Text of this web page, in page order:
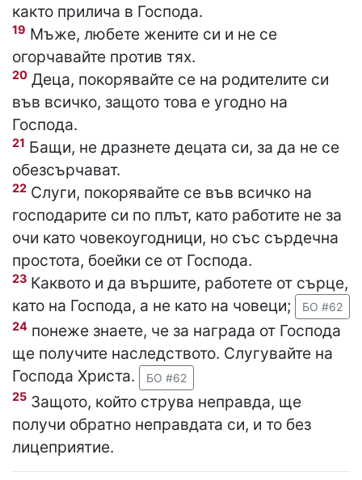
както прилича в Господа.
19 Мъже, любете жените си и не се
огорчавайте против тях.
20 Деца, покорявайте се на родителите си
във всичко, защото това е угодно на
Господа.
21 Бащи, не дразнете децата си, за да не се
обезсърчават.
22 Слуги, покорявайте се във всичко на
господарите си по плът, като работите не за
очи като човекоугодници, но със сърдечна
простота, боейки се от Господа.
23 Каквото и да вършите, работете от сърце,
като на Господа, а не като на човеци;
БО #62
24 понеже знаете, че за награда от Господа
ще получите наследството. Слугувайте на
Господа Христа.
БО #62
25 Защото, който струва неправда, ще
получи обратно неправдата си, и то без
лицеприятие.